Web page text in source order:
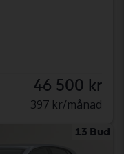
46 500 kr
397 kr/månad
13 Bud